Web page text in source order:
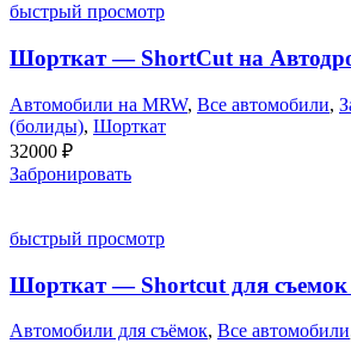
быстрый просмотр
Шорткат — ShortCut на
Автомобили на MRW, Все автомобили,
(болиды), Шорткат
32000 ₽
Забронировать
быстрый просмотр
Шорткат — Shortcut для съемок
Автомобили для съёмок, Все автомобили